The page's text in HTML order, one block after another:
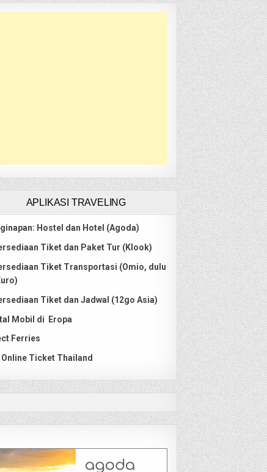
APLIKASI TRAVELING
Hostel dan Hotel (Agoda)
Tiket dan Paket Tur (Klook)
Tiket Transportasi (Omio, dulu
Tiket dan Jadwal (12go Asia)
Mobil di Eropa
Ferries
Online Ticket Thailand